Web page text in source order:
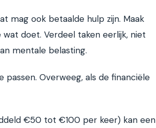
mag ook betaalde hulp zijn. Maak
doet. Verdeel taken eerlijk, niet
mentale belasting.
Overweeg, als de financiële
€50 tot €100 per keer) kan een